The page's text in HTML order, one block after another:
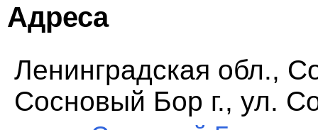
Адреса
Ленинградская обл.,
Сосновый Бор г., ул.